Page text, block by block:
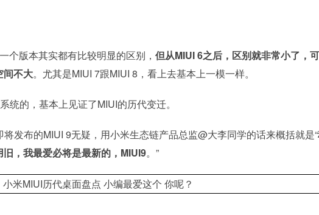
个版本其实都有比较明显的区别， 但从MIUI 6之后，区别就非常小了，
间不大。尤其是MIUI 7跟MIUI 8，看上去基本上一模一样。
统的，基本上见证了MIUI的历代变迁。
发布的MIUI 9无疑，用小米生态链产品总监@大李同学的话来概括就是“
，我最爱必将是最新的，MIUI9。”